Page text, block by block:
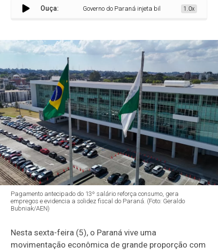
Ouça: Governo do Paraná injeta bilhões na economia com
1.0x
Pagamento antecipado do 13º salário reforça consumo, gera
empregos e evidencia a solidez fiscal do Paraná. (Foto: Geraldo
Bubniak/AEN)
Nesta sexta-feira (5), o Paraná vive uma
movimentação econômica de grande proporção com